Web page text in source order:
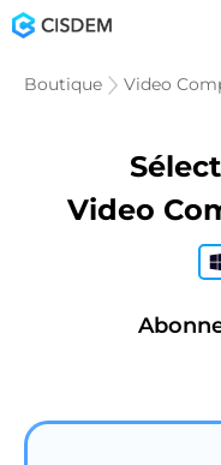
Boutique Video
Video